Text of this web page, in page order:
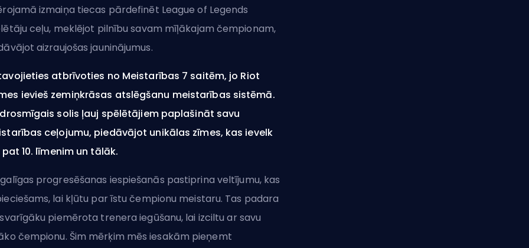
izmaiņa tiecas pārdefinēt League of Legends
ceļu, meklējot pilnību savam mīļākajam čempionam,
aizraujošas jauninājumus.
atbrīvoties no Meistarības 7 saitēm, jo Riot
ievieš zemiņkrāsas atslēgšanu meistarības sistēmā.
solis ļauj spēlētājiem paplašināt savu
ceļojumu, piedāvājot unikālas zīmes, kas ievelk
10. līmenim un tālāk.
progresēšanas iespiešanās pastiprina veltījumu, kas
lai kļūtu par īstu čempionu meistaru. Tas padara
piemērota trenera iegūšanu, lai izciltu ar savu
čempionu. Šim mērķim mēs iesakām pieņemt